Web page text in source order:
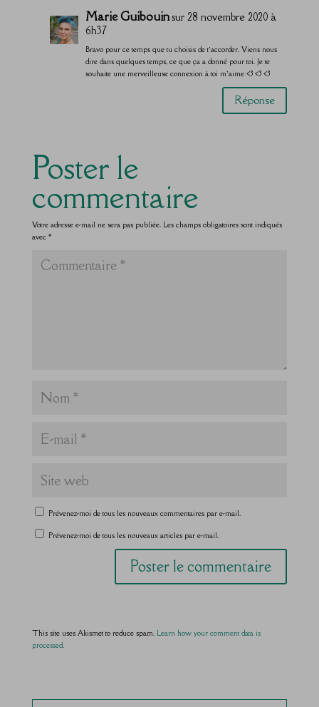
Marie Guibouinsur 28 novembre 2020 à
6h37
Bravo pour ce temps que tu choisis de t’accorder. Viens nous
dire dans quelques temps, ce que ça a donné pour toi. Je te
souhaite une merveilleuse connexion à toi m’aime <3 <3 <3
Réponse
Poster le
commentaire
Votre adresse e-mail ne sera pas publiée. Les champs obligatoires sont indiqués
avec *
Prévenez-moi de tous les nouveaux commentaires par e-mail.
Prévenez-moi de tous les nouveaux articles par e-mail.
This site uses Akismet to reduce spam. Learn how your comment data is
processed.
Saisissez votre adresse e-mail…